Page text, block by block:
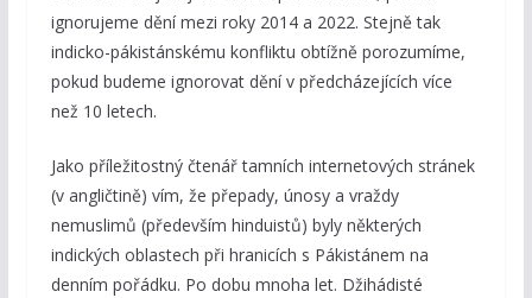
ignorujeme dění mezi roky 2014 a 2022. Stejně tak
indicko-pákistánskému konfliktu obtížně porozumíme,
pokud budeme ignorovat dění v předcházejících více
než 10 letech.
Jako příležitostný čtenář tamních internetových stránek
(v angličtině) vím, že přepady, únosy a vraždy
nemuslimů (především hinduistů) byly některých
indických oblastech při hranicích s Pákistánem na
denním pořádku. Po dobu mnoha let. Džihádisté